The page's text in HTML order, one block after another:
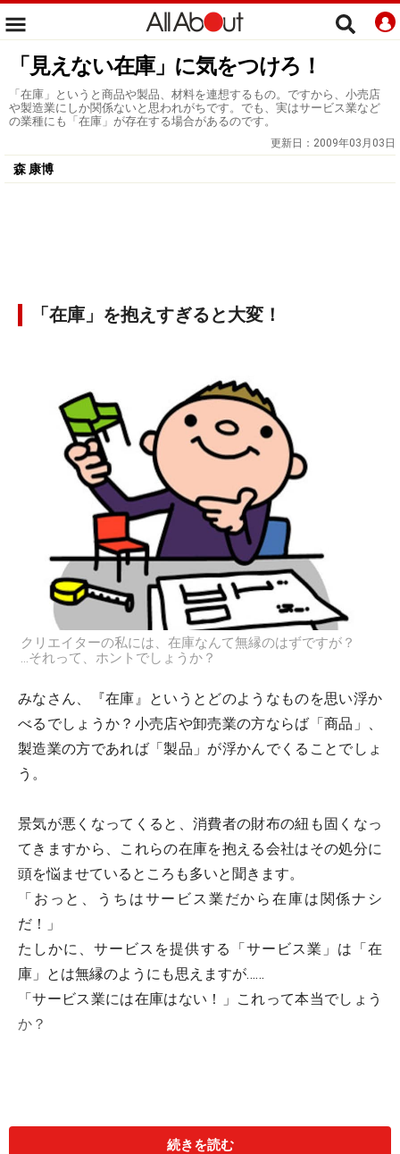
「見えない在庫」に気をつけろ！
「在庫」というと商品や製品、材料を連想するもの。ですから、小売店
や製造業にしか関係ないと思われがちです。でも、実はサービス業など
の業種にも「在庫」が存在する場合があるのです。
更新日： 2009年03月03日
森 康博
「在庫」を抱えすぎると大変！
クリエイターの私には、在庫なんて無縁のはずですが？
…それって、ホントでしょうか？
みなさん、『在庫』というとどのようなものを思い浮か
べるでしょうか？小売店や卸売業の方ならば「商品」、
製造業の方であれば「製品」が浮かんでくることでしょ
う。
景気が悪くなってくると、消費者の財布の紐も固くなっ
てきますから、これらの在庫を抱える会社はその処分に
頭を悩ませているところも多いと聞きます。
「おっと、うちはサービス業だから在庫は関係ナシ
だ！」
たしかに、サービスを提供する「サービス業」は「在
庫」とは無縁のようにも思えますが……
「サービス業には在庫はない！」これって本当でしょう
か？
続きを読む